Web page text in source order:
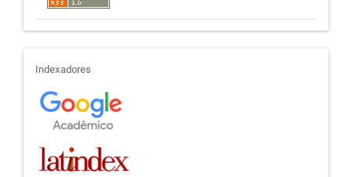
indexadores
Indexadores